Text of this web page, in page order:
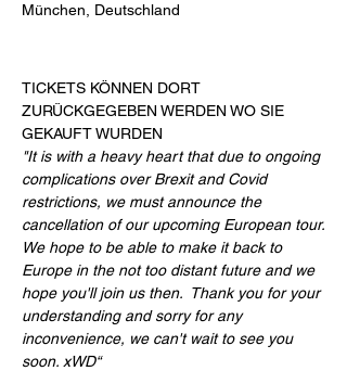
München, Deutschland
TICKETS KÖNNEN DORT
ZURÜCKGEGEBEN WERDEN WO SIE
GEKAUFT WURDEN
"It is with a heavy heart that due to ongoing
complications over Brexit and Covid
restrictions, we must announce the
cancellation of our upcoming European tour.
We hope to be able to make it back to
Europe in the not too distant future and we
hope you'll join us then.  Thank you for your
understanding and sorry for any
inconvenience, we can't wait to see you
soon. xWD“